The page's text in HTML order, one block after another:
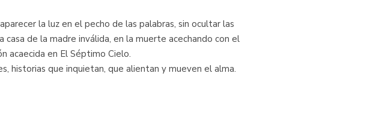
la luz en el pecho de las palabras, sin ocultar las
de la madre inválida, en la muerte acechando con el
acaecida en El Séptimo Cielo.
historias que inquietan, que alientan y mueven el alma.